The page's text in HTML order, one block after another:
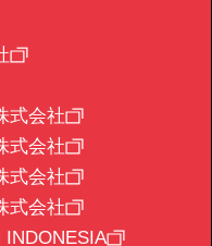
式会社
式会社
式会社
式会社
INDONESIA